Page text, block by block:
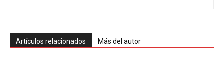
Artículos relacionados Más del autor